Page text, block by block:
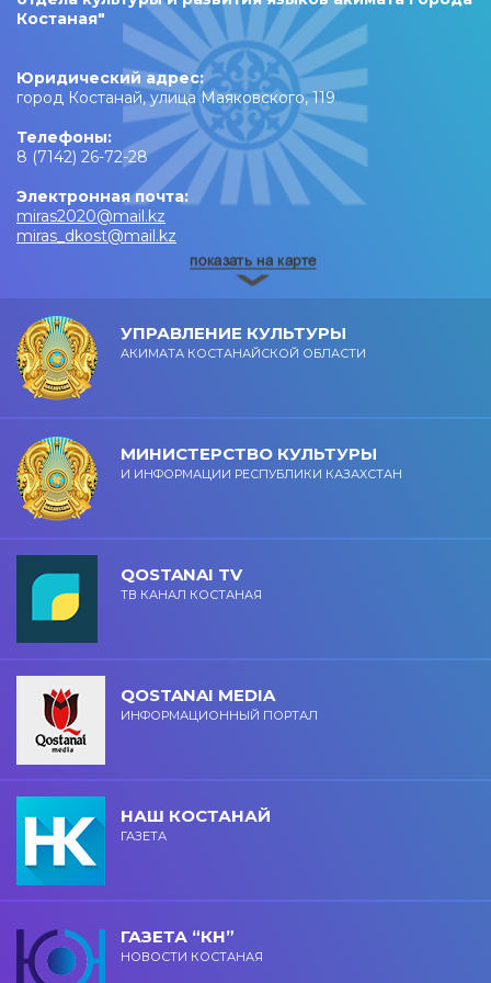
Костаная"
Юридический адрес:
город Костанай, улица Маяковского, 119
Телефоны:
8 (7142) 26-72-28
Электронная почта:
miras2020@mail.kz
miras_dkost@mail.kz
УПРАВЛЕНИЕ КУЛЬТУРЫ
АКИМАТА КОСТАНАЙСКОЙ ОБЛАСТИ
МИНИСТЕРСТВО КУЛЬТУРЫ
И ИНФОРМАЦИИ РЕСПУБЛИКИ КАЗАХСТАН
QOSTANAI TV
ТВ КАНАЛ КОСТАНАЯ
QOSTANAI MEDIA
ИНФОРМАЦИОННЫЙ ПОРТАЛ
НАШ КОСТАНАЙ
ГАЗЕТА
ГАЗЕТА “КН”
НОВОСТИ КОСТАНАЯ